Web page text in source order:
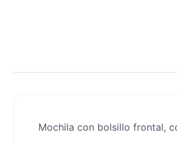
Mochila con bolsillo frontal,